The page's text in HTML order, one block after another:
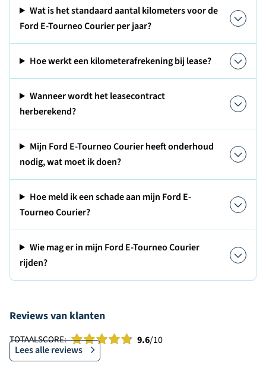
Wat is het standaard aantal kilometers voor de
Ford E-Tourneo Courier per jaar?
Hoe werkt een kilometerafrekening bij lease?
Wanneer wordt het leasecontract
herberekend?
Mijn Ford E-Tourneo Courier heeft onderhoud
nodig, wat moet ik doen?
Hoe meld ik een schade aan mijn Ford E-
Tourneo Courier?
Wie mag er in mijn Ford E-Tourneo Courier
rijden?
Reviews van klanten
TOTAALSCORE: 9.6/10
Lees alle reviews